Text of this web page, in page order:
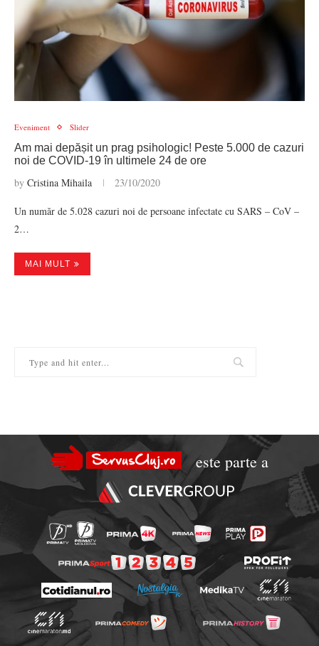
Eveniment Slider
Am mai depășit un prag psihologic! Peste 5.000 de cazuri
noi de COVID-19 în ultimele 24 de ore
by Cristina Mihaila 23/10/2020
Un număr de 5.028 cazuri noi de persoane infectate cu SARS – CoV –
2…
MAI MULT
este parte a